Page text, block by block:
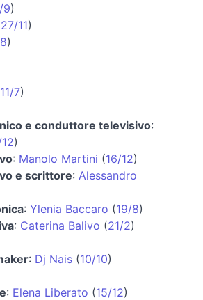
9)
27/11)
)
11/7)
e conduttore televisivo:
)
: Manolo Martini (16/12)
e scrittore: Alessandro
: Ylenia Baccaro (19/8)
: Caterina Balivo (21/2)
: Dj Nais (10/10)
: Elena Liberato (15/12)